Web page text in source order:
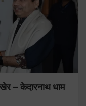
– केदारनाथ धाम